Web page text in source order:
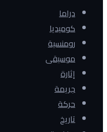
دراما
كوميديا
رومنسية
موسيقى
إثارة
جريمة
حركة
تاريخ